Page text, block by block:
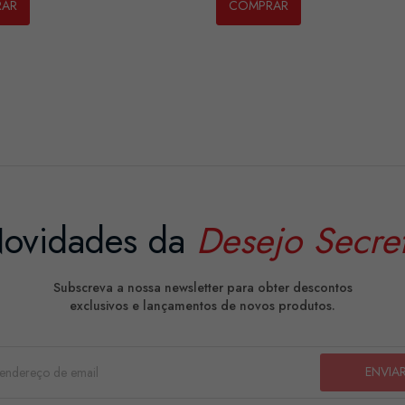
COMPRAR
da Desejo
Subscreva a nossa newsletter para obter descontos
exclusivos e lançamentos de novos produtos.